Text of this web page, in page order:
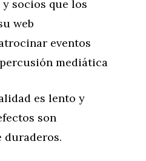
socios que los
web
eventos
mediática
es lento y
son
duraderos.